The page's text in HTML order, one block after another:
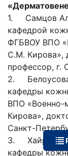
1. Самцов
кафедрой
ФГБВОУ ВПО
С.М. Кирова»,
профессор, г.
2. Белоусова
кафедры
ВПО «Военно-
Кирова»,
Санкт-
3.
кафедры